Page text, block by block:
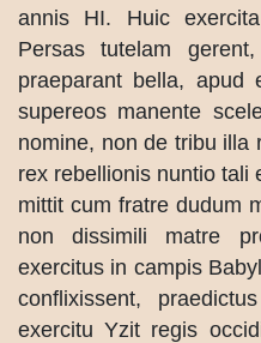
annis HI. Huic
Persas tutelam
praeparant bella, apud
supereos manente
nomine, non de tribu illa
rex rebellionis nuntio tali
mittit cum fratre dudum
non dissimili matre
exercitus in campis
conflixissent,
exercitu Yzit regis